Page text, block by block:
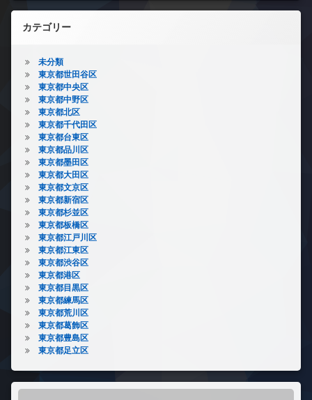
カテゴリー
未分類
東京都世田谷区
東京都中央区
東京都中野区
東京都北区
東京都千代田区
東京都台東区
東京都品川区
東京都墨田区
東京都大田区
東京都文京区
東京都新宿区
東京都杉並区
東京都板橋区
東京都江戸川区
東京都江東区
東京都渋谷区
東京都港区
東京都目黒区
東京都練馬区
東京都荒川区
東京都葛飾区
東京都豊島区
東京都足立区